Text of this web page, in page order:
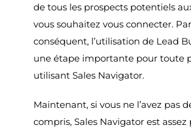
de tous les prospects potentiels
vous souhaitez vous connecter. Par
conséquent, l’utilisation de Lead
une étape importante pour toute
utilisant Sales Navigator.
Maintenant, si vous ne l’avez pas
compris, Sales Navigator est assez